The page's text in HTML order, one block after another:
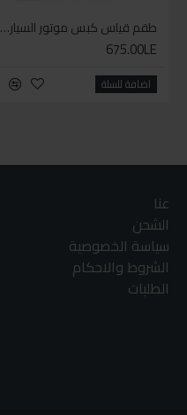
طقم قياس كبس موتور السياره 3 ق
675.00LE
اضافة للسلة
عنا
الشحن
سياسة الخصوصية
الشروط والاحكام
الطلبات